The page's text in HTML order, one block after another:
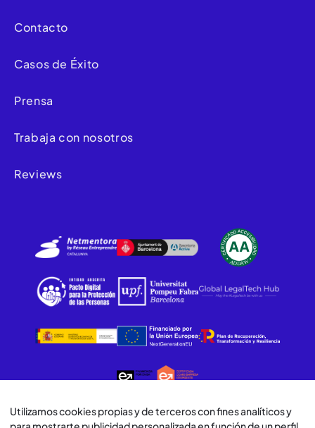
Contacto
Casos de Éxito
Prensa
Trabaja con nosotros
Reviews
Utilizamos cookies propias y de terceros con fines analíticos y